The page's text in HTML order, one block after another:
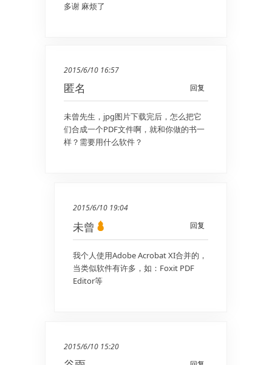
多谢 麻烦了
2015/6/10 16:57
回复
匿名
未曾先生，jpg图片下载完后，怎么把它
们合成一个PDF文件啊，就和你做的书一
样？需要用什么软件？
2015/6/10 19:04
回复
未曾
我个人使用Adobe Acrobat XI合并的，
当类似软件有许多，如：Foxit PDF
Editor等
2015/6/10 15:20